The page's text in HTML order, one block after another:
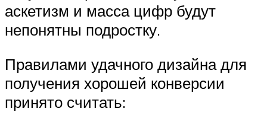
аскетизм и масса цифр будут
непонятны подростку.
Правилами удачного дизайна для
получения хорошей конверсии
принято считать: